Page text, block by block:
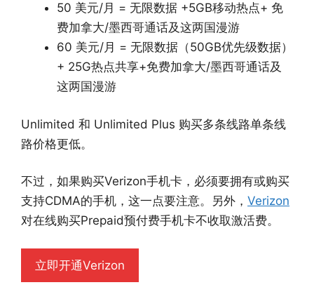
50 美元/月 = 无限数据 +5GB移动热点+ 免
费加拿大/墨西哥通话及这两国漫游
60 美元/月 = 无限数据（50GB优先级数据）
+ 25G热点共享+免费加拿大/墨西哥通话及
这两国漫游
Unlimited 和 Unlimited Plus 购买多条线路单条线
路价格更低。
不过，如果购买Verizon手机卡，必须要拥有或购买
支持CDMA的手机，这一点要注意。另外， Verizon
对在线购买Prepaid预付费手机卡不收取激活费。
立即开通Verizon